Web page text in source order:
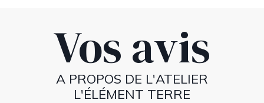
Vos avis
A PROPOS DE L'ATELIER
L'ÉLÉMENT TERRE